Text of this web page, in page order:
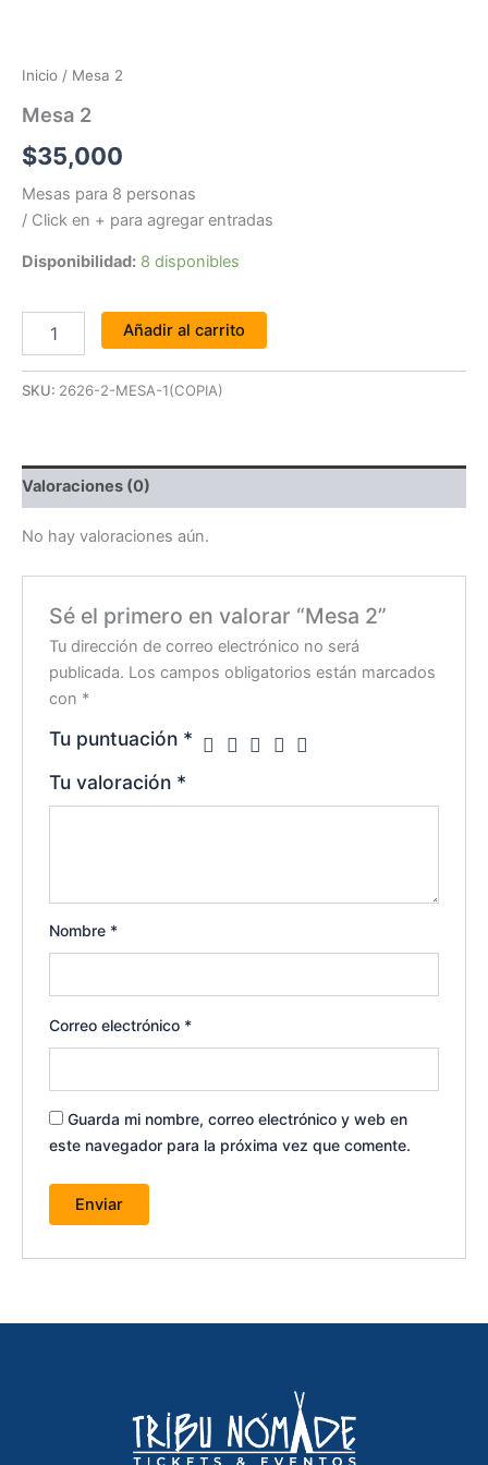
Inicio / Mesa 2
Mesa 2
$35,000
Mesas para 8 personas
/ Click en + para agregar entradas
Disponibilidad: 8 disponibles
Añadir al carrito
SKU: 2626-2-MESA-1(COPIA)
Valoraciones (0)
No hay valoraciones aún.
Sé el primero en valorar “Mesa 2”
Tu dirección de correo electrónico no será
publicada. Los campos obligatorios están marcados
con *
Tu puntuación *
Tu valoración *
Nombre *
Correo electrónico *
Guarda mi nombre, correo electrónico y web en
este navegador para la próxima vez que comente.